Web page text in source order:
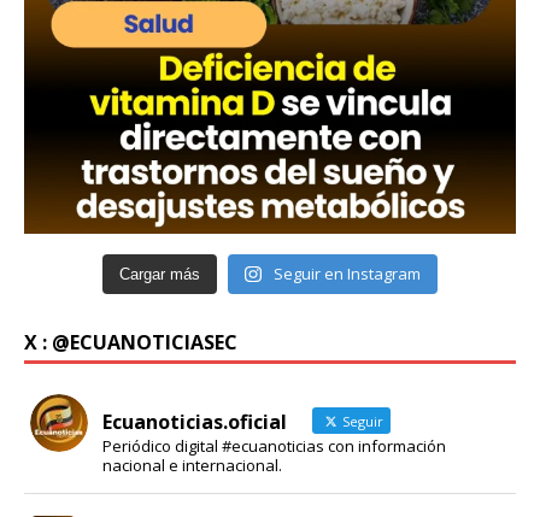
Cargar más Seguir en Instagram
X : @ECUANOTICIASEC
Ecuanoticias.oficial Seguir
Periódico digital #ecuanoticias con información
nacional e internacional.